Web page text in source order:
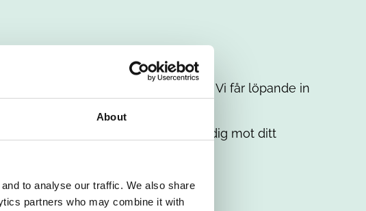
About
to analyse our traffic. We also share
partners who may combine it with
ditt intresse. Misströsta inte. Vi får löpande in
uppdrag. Tillsammans matchar vi dig mot ditt